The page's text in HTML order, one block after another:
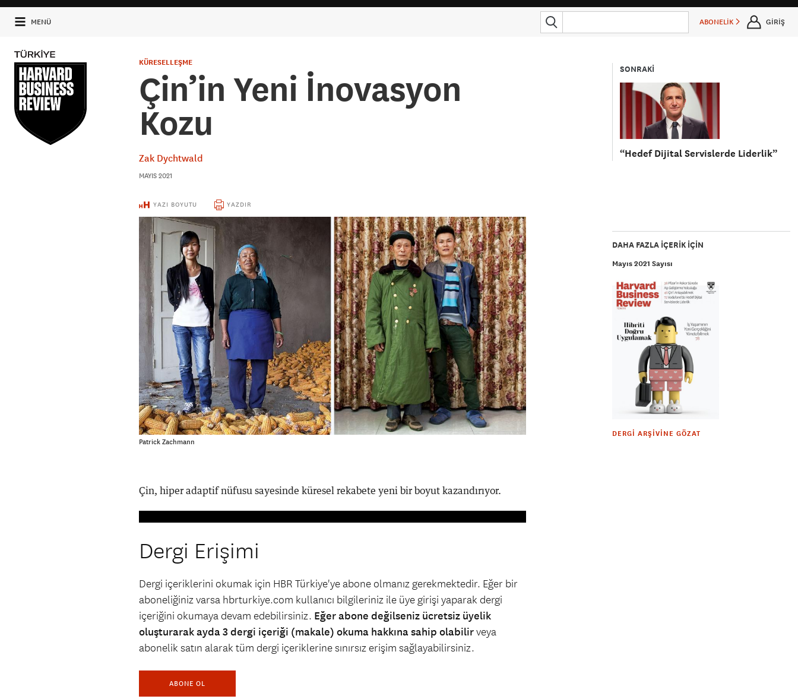
MENÜ ABONELİK GİRİŞ
SONRAKİ
“Hedef Dijital Servislerde Liderlik”
KÜRESELLEŞME
Çin’in Yeni İnovasyon
Kozu
Zak Dychtwald
MAYIS 2021
YAZI BOYUTU YAZDIR
DAHA FAZLA IÇERIK IÇIN
Mayıs 2021 Sayısı
DERGI ARŞIVINE GÖZAT
Patrick Zachmann
Çin, hiper adaptif nüfusu sayesinde küresel rekabete yeni bir boyut kazandırıyor.
Dergi Erişimi
Dergi içeriklerini okumak için HBR Türkiye'ye abone olmanız gerekmektedir. Eğer bir
aboneliğiniz varsa hbrturkiye.com kullanıcı bilgileriniz ile üye girişi yaparak dergi
içeriğini okumaya devam edebilirsiniz. Eğer abone değilseniz ücretsiz üyelik
oluşturarak ayda 3 dergi içeriği (makale) okuma hakkına sahip olabilirveya
abonelik satın alarak tüm dergi içeriklerine sınırsız erişim sağlayabilirsiniz.
ABONE OL